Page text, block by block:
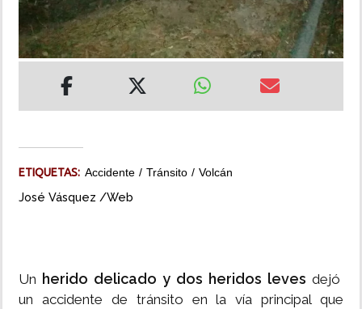
MULTIMEDIA
ETIQUETAS: Accidente Tránsito Volcán
José Vásquez /Web
Un herido delicado y dos heridos leves dejó
un accidente de tránsito en la vía principal que